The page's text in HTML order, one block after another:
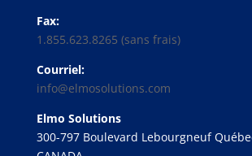
Fax:
1.855.623.8265 (sans frais)
Courriel:
info@elmosolutions.com
Elmo Solutions
300-797 Boulevard Lebourgneuf